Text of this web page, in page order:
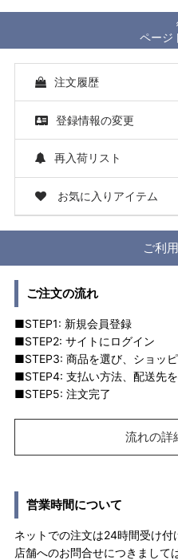
ページ
注文履歴
登録情報の変更
再入荷リスト
お気に入りアイテム
ご利
ご注文の流れ
■STEP1: 新規会員登録
■STEP2: サイトにログイン
■STEP3: 商品を選び、ショッ
■STEP4: 支払い方法、配送先
■STEP5: 注文完了
流れの詳
営業時間について
ネットでの注文は24時間受け付
店舗へのお問合せにつきまして